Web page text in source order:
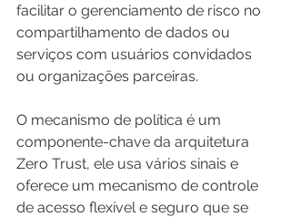
facilitar o gerenciamento de risco no
compartilhamento de dados ou
serviços com usuários convidados
ou organizações parceiras.
O mecanismo de política é um
componente-chave da arquitetura
Zero Trust, ele usa vários sinais e
oferece um mecanismo de controle
de acesso flexível e seguro que se